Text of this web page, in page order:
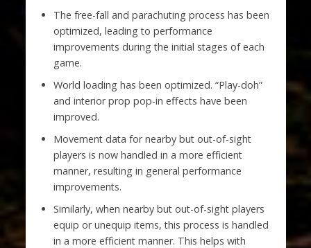
The free-fall and parachuting process has been
optimized, leading to performance
improvements during the initial stages of each
game.
World loading has been optimized. “Play-doh”
and interior prop pop-in effects have been
improved.
Movement data for nearby but out-of-sight
players is now handled in a more efficient
manner, resulting in general performance
improvements.
Similarly, when nearby but out-of-sight players
equip or unequip items, this process is handled
in a more efficient manner. This helps with